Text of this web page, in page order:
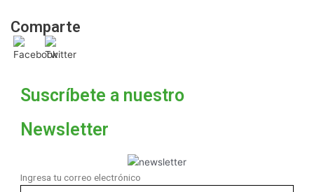
Comparte
Suscríbete a nuestro
Newsletter
Ingresa tu correo electrónico